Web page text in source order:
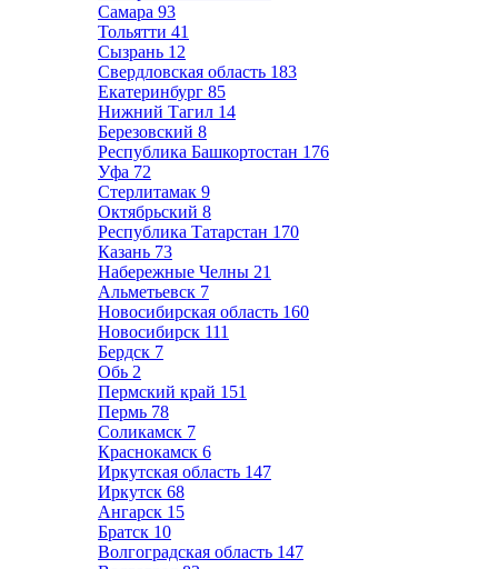
Самара 93
Тольятти 41
Сызрань 12
Свердловская область 183
Екатеринбург 85
Нижний Тагил 14
Березовский 8
Республика Башкортостан 176
Уфа 72
Стерлитамак 9
Октябрьский 8
Республика Татарстан 170
Казань 73
Набережные Челны 21
Альметьевск 7
Новосибирская область 160
Новосибирск 111
Бердск 7
Обь 2
Пермский край 151
Пермь 78
Соликамск 7
Краснокамск 6
Иркутская область 147
Иркутск 68
Ангарск 15
Братск 10
Волгоградская область 147